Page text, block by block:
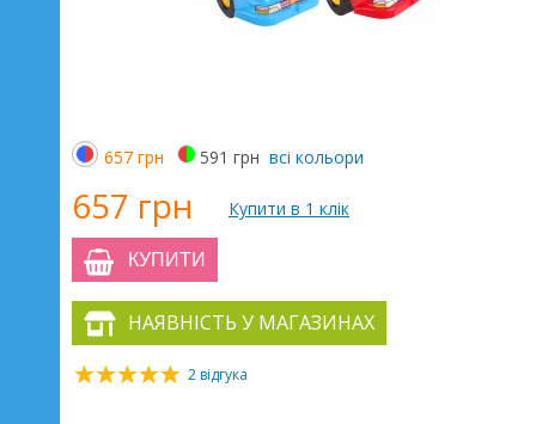
657 грн 591 грн всі кольори
657 грн Купити в 1 клік
КУПИТИ
НАЯВНІСТЬ У МАГАЗИНАХ
2 відгука